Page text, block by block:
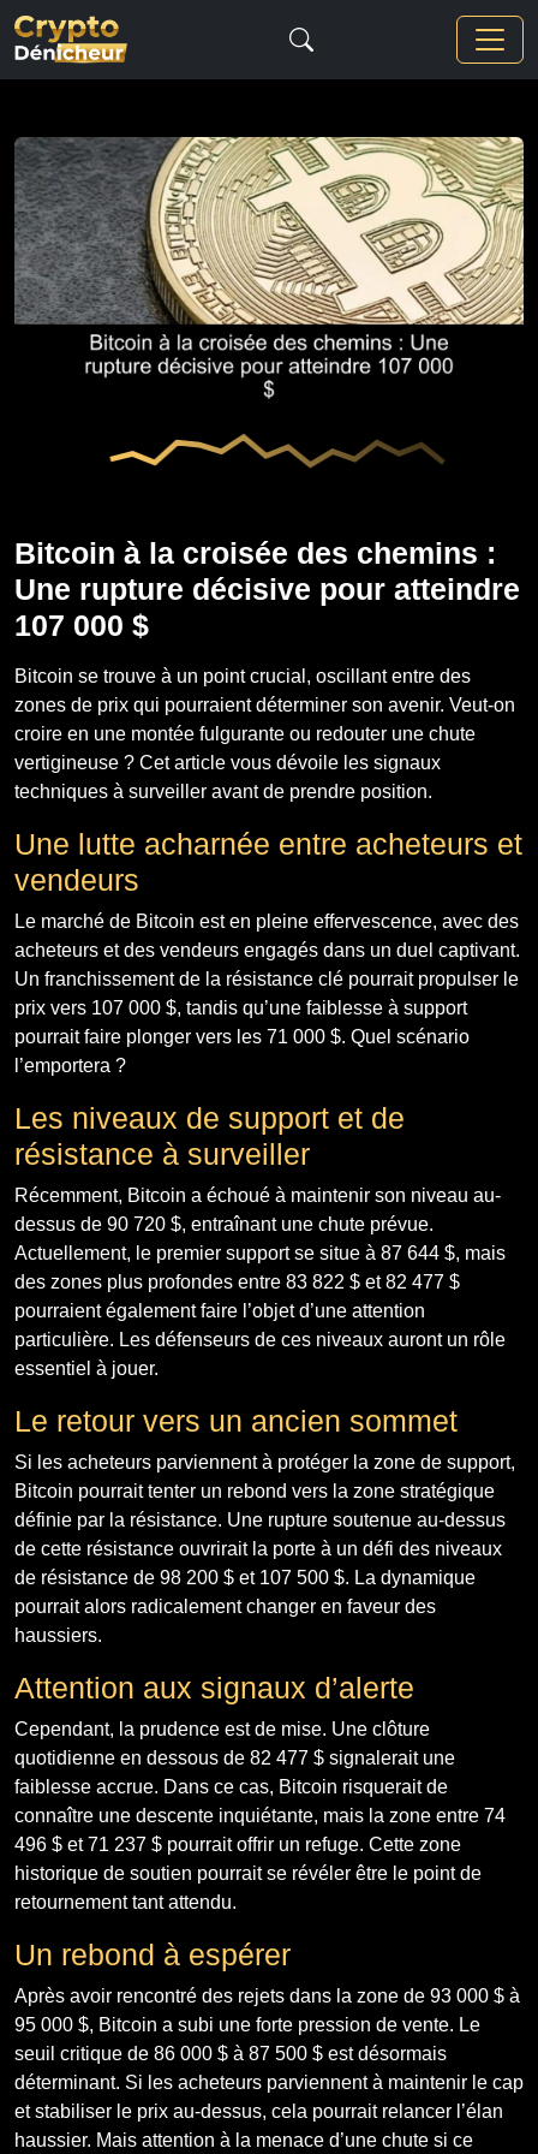
Bitcoin à la croisée des chemins :
Une rupture décisive pour atteindre
107 000 $
Bitcoin se trouve à un point crucial, oscillant entre des
zones de prix qui pourraient déterminer son avenir. Veut-on
croire en une montée fulgurante ou redouter une chute
vertigineuse ? Cet article vous dévoile les signaux
techniques à surveiller avant de prendre position.
Une lutte acharnée entre acheteurs et
vendeurs
Le marché de Bitcoin est en pleine effervescence, avec des
acheteurs et des vendeurs engagés dans un duel captivant.
Un franchissement de la résistance clé pourrait propulser le
prix vers 107 000 $, tandis qu’une faiblesse à support
pourrait faire plonger vers les 71 000 $. Quel scénario
l’emportera ?
Les niveaux de support et de
résistance à surveiller
Récemment, Bitcoin a échoué à maintenir son niveau au-
dessus de 90 720 $, entraînant une chute prévue.
Actuellement, le premier support se situe à 87 644 $, mais
des zones plus profondes entre 83 822 $ et 82 477 $
pourraient également faire l’objet d’une attention
particulière. Les défenseurs de ces niveaux auront un rôle
essentiel à jouer.
Le retour vers un ancien sommet
Si les acheteurs parviennent à protéger la zone de support,
Bitcoin pourrait tenter un rebond vers la zone stratégique
définie par la résistance. Une rupture soutenue au-dessus
de cette résistance ouvrirait la porte à un défi des niveaux
de résistance de 98 200 $ et 107 500 $. La dynamique
pourrait alors radicalement changer en faveur des
haussiers.
Attention aux signaux d’alerte
Cependant, la prudence est de mise. Une clôture
quotidienne en dessous de 82 477 $ signalerait une
faiblesse accrue. Dans ce cas, Bitcoin risquerait de
connaître une descente inquiétante, mais la zone entre 74
496 $ et 71 237 $ pourrait offrir un refuge. Cette zone
historique de soutien pourrait se révéler être le point de
retournement tant attendu.
Un rebond à espérer
Après avoir rencontré des rejets dans la zone de 93 000 $ à
95 000 $, Bitcoin a subi une forte pression de vente. Le
seuil critique de 86 000 $ à 87 500 $ est désormais
déterminant. Si les acheteurs parviennent à maintenir le cap
et stabiliser le prix au-dessus, cela pourrait relancer l’élan
haussier. Mais attention à la menace d’une chute si ce